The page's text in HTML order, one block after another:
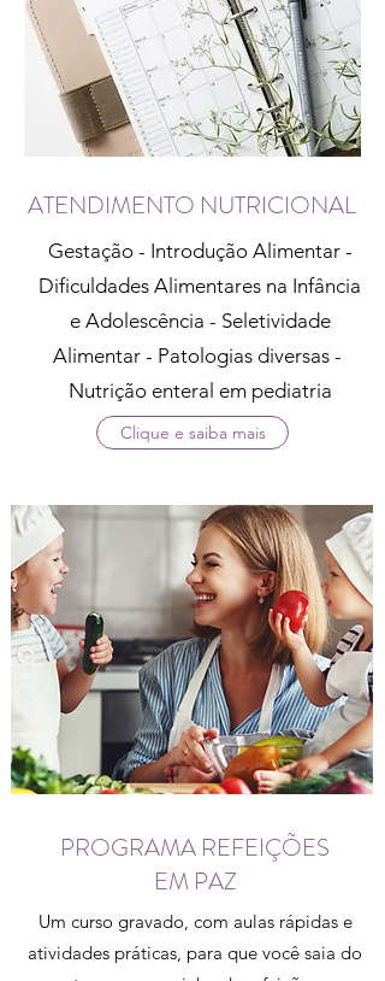
ATENDIMENTO NUTRICIONAL
Gestação - Introdução Alimentar -
Dificuldades Alimentares na Infância
e Adolescência - Seletividade
Alimentar - Patologias diversas -
Nutrição enteral em pediatria
Clique e saiba mais
PROGRAMA REFEIÇÕES
EM PAZ
Um curso gravado, com aulas rápidas e
atividades práticas, para que você saia do